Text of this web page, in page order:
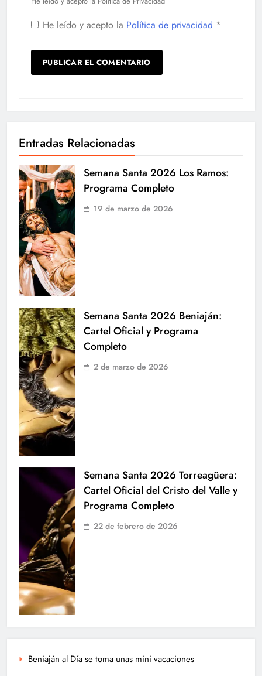
Beniaján al Día se toma unas mini vacaciones
He leído y acepto la Política de privacidad *
Entradas Relacionadas
Semana Santa 2026 Los Ramos:
Programa Completo
19 de marzo de 2026
Semana Santa 2026 Beniaján:
Cartel Oficial y Programa
Completo
2 de marzo de 2026
Semana Santa 2026 Torreagüera:
Cartel Oficial del Cristo del Valle y
Programa Completo
22 de febrero de 2026